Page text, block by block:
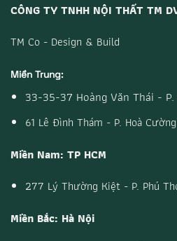
CÔNG TY TNHH NỘI THẤT TM
TM Co - Design & Build
Miền Trung:
33-35-37 Hoàng Văn Thái -
61 Lê Đình Thám - P. Hoà
Miền Nam: TP HCM
277 Lý Thường Kiệt - P. Phú
Miền Bắc: Hà Nội